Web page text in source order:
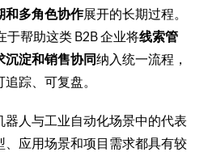
和多角色协作展开的长期过程。
于帮助这类 B2B 企业将线索管
沉淀和销售协同纳入统一流程，
踪、可复盘。
人与工业自动化场景中的代表
、应用场景和项目需求都具有较